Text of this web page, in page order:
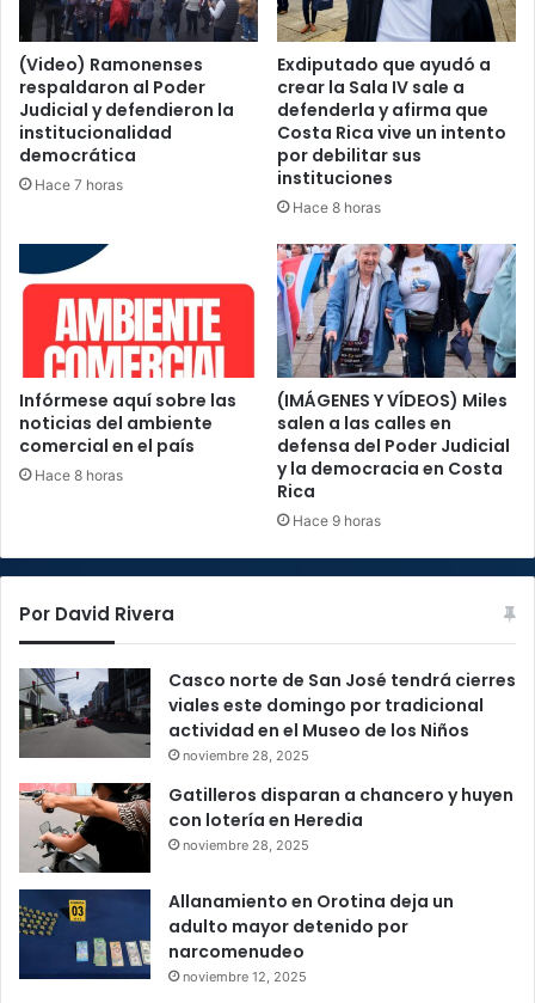
(Video) Ramonenses
respaldaron al Poder
Judicial y defendieron la
institucionalidad
democrática
Hace 7 horas
Exdiputado que ayudó a
crear la Sala IV sale a
defenderla y afirma que
Costa Rica vive un intento
por debilitar sus
instituciones
Hace 8 horas
Infórmese aquí sobre las
noticias del ambiente
comercial en el país
Hace 8 horas
(IMÁGENES Y VÍDEOS) Miles
salen a las calles en
defensa del Poder Judicial
y la democracia en Costa
Rica
Hace 9 horas
Por David Rivera
Casco norte de San José tendrá cierres
viales este domingo por tradicional
actividad en el Museo de los Niños
noviembre 28, 2025
Gatilleros disparan a chancero y huyen
con lotería en Heredia
noviembre 28, 2025
Allanamiento en Orotina deja un
adulto mayor detenido por
narcomenudeo
noviembre 12, 2025